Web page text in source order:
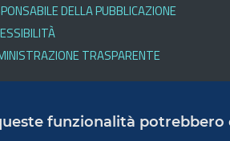
DELLA PUBBLICAZIONE
TRASPARENTE
funzionalità potrebbero